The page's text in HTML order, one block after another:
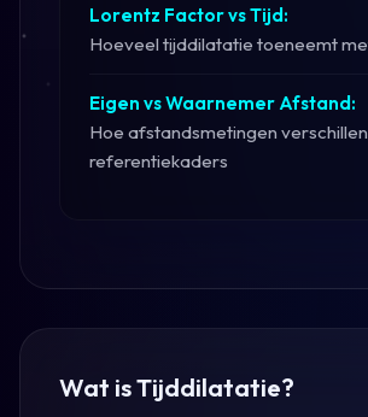
Lorentz Factor vs Tijd:
Hoeveel tijddilatatie toeneemt
Eigen vs Waarnemer Afstand:
Hoe afstandsmetingen
referentiekaders
Wat is Tijddilatatie?